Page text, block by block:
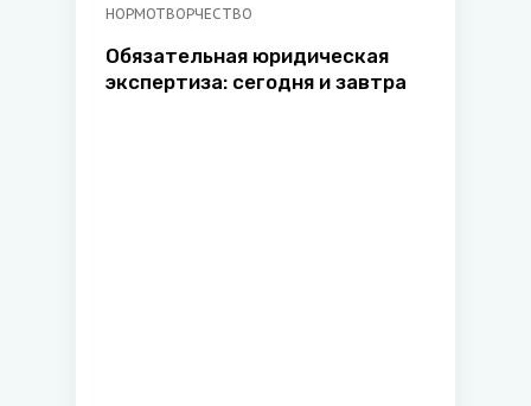
НОРМОТВОРЧЕСТВО
Обязательная юридическая
экспертиза: сегодня и завтра